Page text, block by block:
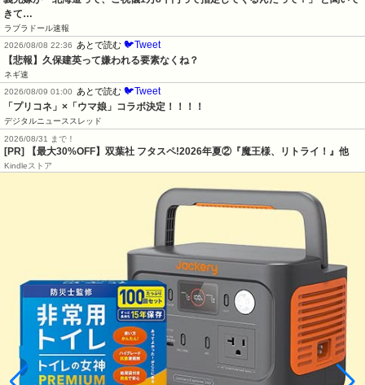
きて…
ラブラドール速報
2026/08/08 22:36
あとで読む 🐦Tweet
【悲報】久保建英って嫌われる要素なくね？
ネギ速
2026/08/09 01:00
あとで読む 🐦Tweet
「プリコネ」×「ウマ娘」コラボ決定！！！！
デジタルニューススレッド
2026/08/31 まで！
[PR] 【最大30%OFF】双葉社 フタスペ!2026年夏②『魔王様、リトライ！』他
Kindleストア